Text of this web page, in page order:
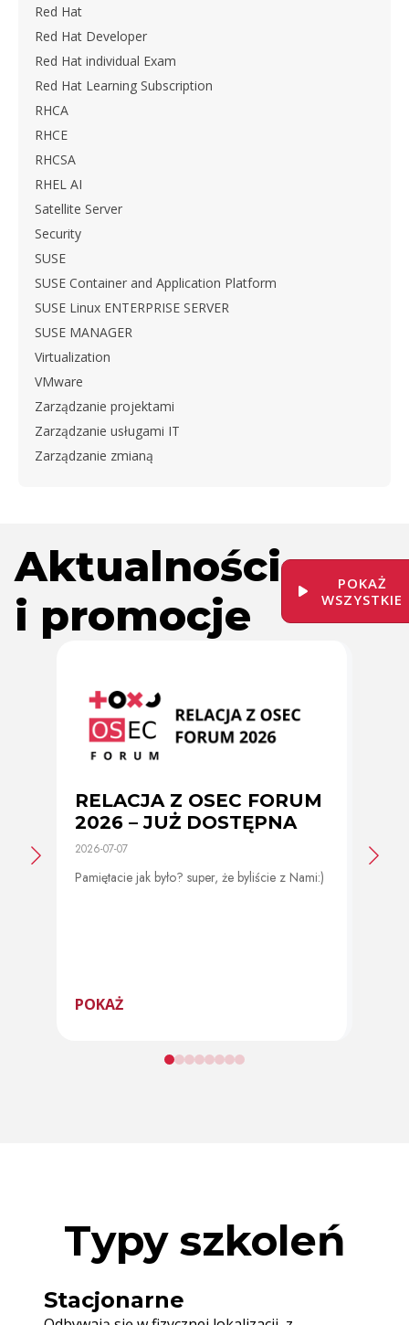
Red Hat
Red Hat Developer
Red Hat individual Exam
Red Hat Learning Subscription
RHCA
RHCE
RHCSA
RHEL AI
Satellite Server
Security
SUSE
SUSE Container and Application Platform
SUSE Linux ENTERPRISE SERVER
SUSE MANAGER
Virtualization
VMware
Zarządzanie projektami
Zarządzanie usługami IT
Zarządzanie zmianą
Aktualności
i promocje
POKAŻ
WSZYSTKIE
RELACJA Z OSEC FORUM
2026 – JUŻ DOSTĘPNA
2026-07-07
Pamiętacie jak było? super, że byliście z Nami:)
POKAŻ
2026-
Typy szkoleń
Stacjonarne